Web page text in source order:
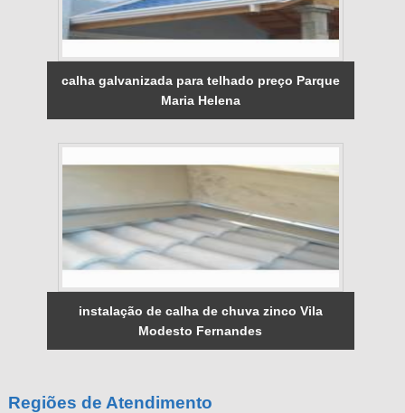
calha galvanizada para telhado preço Parque
Maria Helena
instalação de calha de chuva zinco Vila
Modesto Fernandes
Regiões de Atendimento